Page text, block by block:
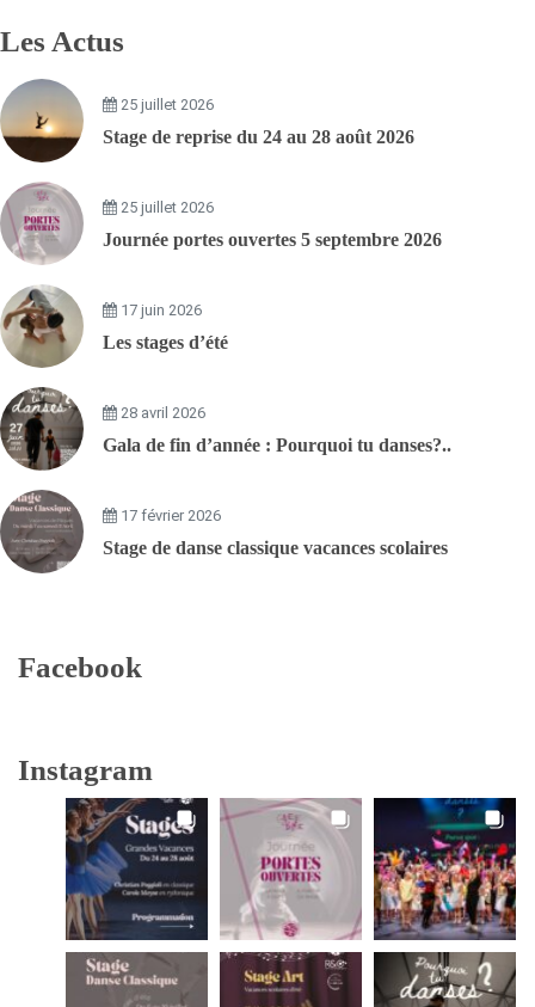
Les Actus
25 juillet 2026
Stage de reprise du 24 au 28 août 2026
25 juillet 2026
Journée portes ouvertes 5 septembre 2026
17 juin 2026
Les stages d’été
28 avril 2026
Gala de fin d’année : Pourquoi tu danses?..
17 février 2026
Stage de danse classique vacances scolaires
Facebook
Instagram